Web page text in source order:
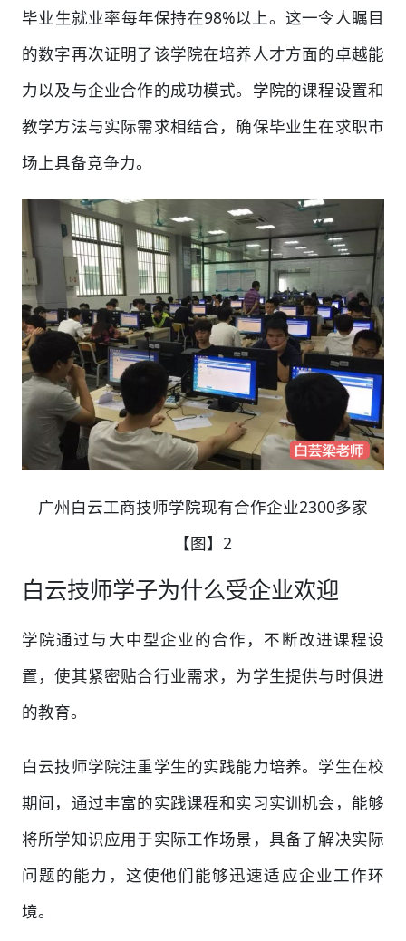
毕业生就业率每年保持在98%以上。这一令人瞩目
的数字再次证明了该学院在培养人才方面的卓越能
力以及与企业合作的成功模式。学院的课程设置和
教学方法与实际需求相结合，确保毕业生在求职市
场上具备竞争力。
广州白云工商技师学院现有合作企业2300多家
【图】2
白云技师学子为什么受企业欢迎
学院通过与大中型企业的合作，不断改进课程设
置，使其紧密贴合行业需求，为学生提供与时俱进
的教育。
白云技师学院注重学生的实践能力培养。学生在校
期间，通过丰富的实践课程和实习实训机会，能够
将所学知识应用于实际工作场景，具备了解决实际
问题的能力，这使他们能够迅速适应企业工作环
境。